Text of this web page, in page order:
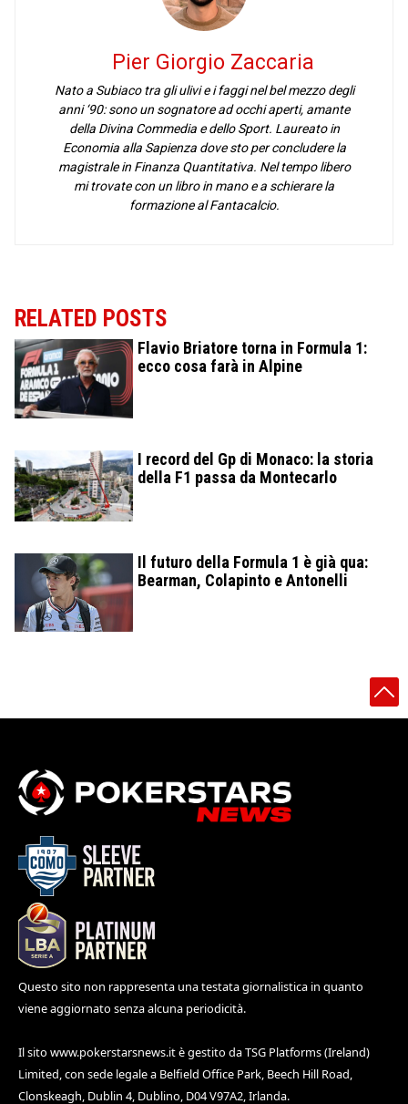
Pier Giorgio Zaccaria
Nato a Subiaco tra gli ulivi e i faggi nel bel mezzo degli
anni ‘90: sono un sognatore ad occhi aperti, amante
della Divina Commedia e dello Sport. Laureato in
Economia alla Sapienza dove sto per concludere la
magistrale in Finanza Quantitativa. Nel tempo libero
mi trovate con un libro in mano e a schierare la
formazione al Fantacalcio.
RELATED POSTS
Flavio Briatore torna in Formula 1:
ecco cosa farà in Alpine
I record del Gp di Monaco: la storia
della F1 passa da Montecarlo
Il futuro della Formula 1 è già qua:
Bearman, Colapinto e Antonelli
Questo sito non rappresenta una testata giornalistica in quanto
viene aggiornato senza alcuna periodicità.
Il sito www.pokerstarsnews.itè gestito da TSG Platforms (Ireland)
Limited, con sede legale a Belfield Office Park, Beech Hill Road,
Clonskeagh, Dublin 4, Dublino, D04 V97A2, Irlanda.